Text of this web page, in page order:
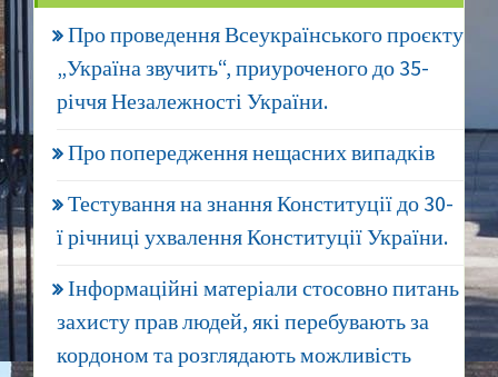
Про проведення Всеукраїнського проєкту
„Україна звучить“, приуроченого до 35-
річчя Незалежності України.
Про попередження нещасних випадків
Тестування на знання Конституції до 30-
ї річниці ухвалення Конституції України.
Інформаційні матеріали стосовно питань
захисту прав людей, які перебувають за
кордоном та розглядають можливість